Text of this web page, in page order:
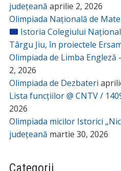
județeană aprilie 2, 2026
Olimpiada Națională de
Istoria Colegiului
Târgu Jiu, în proiectele
Olimpiada de Limba Engleză
2, 2026
Olimpiada de Dezbateri
Lista funcțiilor @ CNTV /
2026
Olimpiada micilor Istorici
județeană martie 30, 2026
Categorii